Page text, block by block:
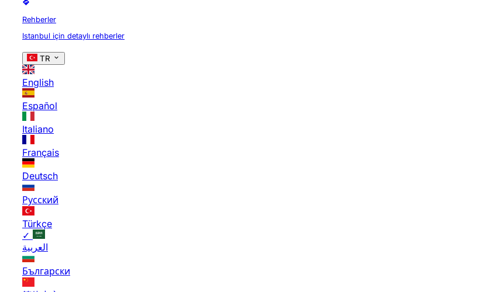
Rehberler
Istanbul için detaylı rehberler
TR
English
Español
Italiano
Français
Deutsch
Русский
Türkçe
✓
العربية
Български